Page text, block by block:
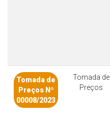
Tomada de
Preços Nº
00008/2023
Tomada de
Preços